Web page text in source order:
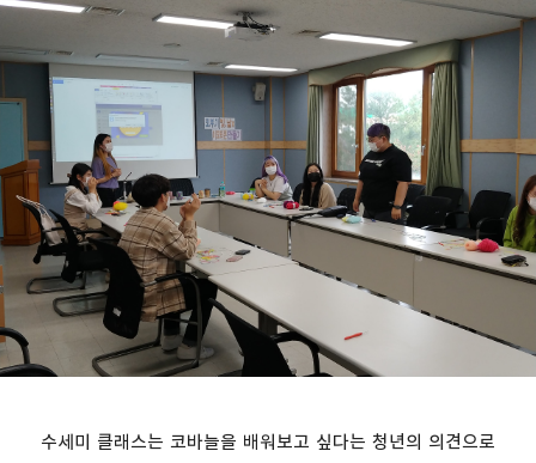
수세미 클래스는 코바늘을 배워보고 싶다는 청년의 의견으로